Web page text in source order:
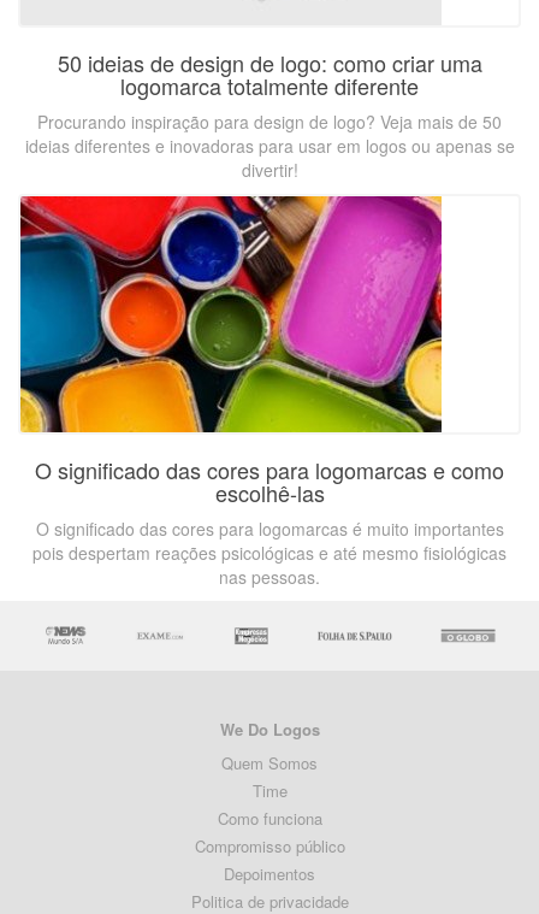
50 ideias de design de logo: como criar uma
logomarca totalmente diferente
Procurando inspiração para design de logo? Veja mais de 50
ideias diferentes e inovadoras para usar em logos ou apenas se
divertir!
O significado das cores para logomarcas e como
escolhê-las
O significado das cores para logomarcas é muito importantes
pois despertam reações psicológicas e até mesmo fisiológicas
nas pessoas.
We Do Logos
Quem Somos
Time
Como funciona
Compromisso público
Depoimentos
Politica de privacidade